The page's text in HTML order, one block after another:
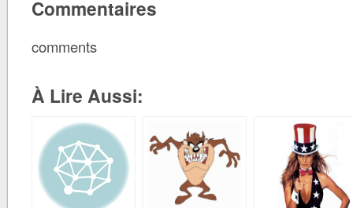
Commentaires
comments
À Lire Aussi: